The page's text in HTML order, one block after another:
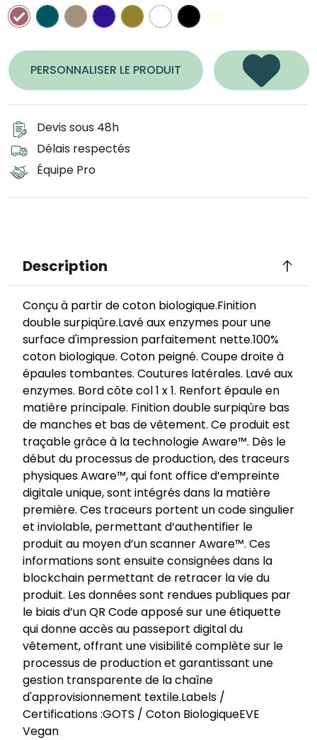
Antique Rose
Peacock Green
Wet Sand
bleu marine classique
kaki délavé
WhiteBlack
PERSONNALISER LE PRODUIT
Devis sous 48h
Délais respectés
Équipe Pro
Description
Conçu à partir de coton biologique.Finition
double surpiqûre.Lavé aux enzymes pour une
surface d'impression parfaitement nette.100%
coton biologique. Coton peigné. Coupe droite à
épaules tombantes. Coutures latérales. Lavé aux
enzymes. Bord côte col 1 x 1. Renfort épaule en
matière principale. Finition double surpiqûre bas
de manches et bas de vêtement. Ce produit est
traçable grâce à la technologie Aware™. Dès le
début du processus de production, des traceurs
physiques Aware™, qui font office d’empreinte
digitale unique, sont intégrés dans la matière
première. Ces traceurs portent un code singulier
et inviolable, permettant d’authentifier le
produit au moyen d’un scanner Aware™. Ces
informations sont ensuite consignées dans la
blockchain permettant de retracer la vie du
produit. Les données sont rendues publiques par
le biais d’un QR Code apposé sur une étiquette
qui donne accès au passeport digital du
vêtement, offrant une visibilité complète sur le
processus de production et garantissant une
gestion transparente de la chaîne
d'approvisionnement textile.Labels /
Certifications :GOTS / Coton BiologiqueEVE
Vegan